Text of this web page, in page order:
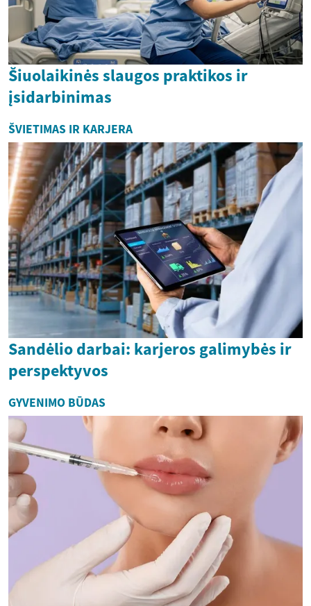
Šiuolaikinės slaugos praktikos ir
įsidarbinimas
ŠVIETIMAS IR KARJERA
Sandėlio darbai: karjeros galimybės ir
perspektyvos
GYVENIMO BŪDAS